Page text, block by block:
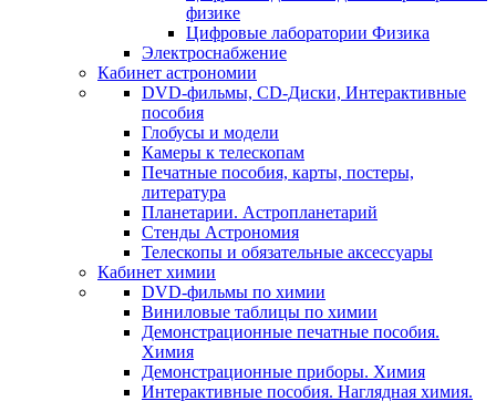
физике
Цифровые лаборатории Физика
Электроснабжение
Кабинет астрономии
DVD-фильмы, CD-Диски, Интерактивные
пособия
Глобусы и модели
Камеры к телескопам
Печатные пособия, карты, постеры,
литература
Планетарии. Астропланетарий
Стенды Астрономия
Телескопы и обязательные аксессуары
Кабинет химии
DVD-фильмы по химии
Виниловые таблицы по химии
Демонстрационные печатные пособия.
Химия
Демонстрационные приборы. Химия
Интерактивные пособия. Наглядная химия.